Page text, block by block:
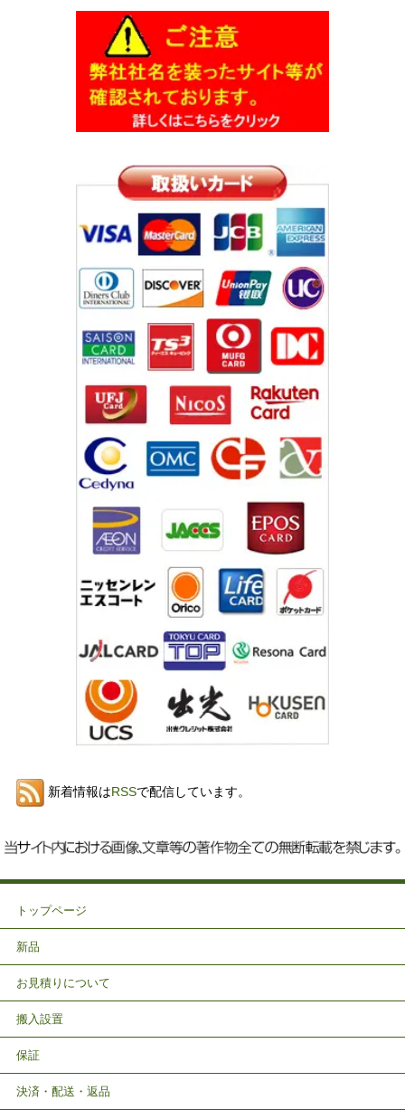
新着情報はRSSで配信しています。
トップページ
新品
お見積りについて
搬入設置
保証
決済・配送・返品